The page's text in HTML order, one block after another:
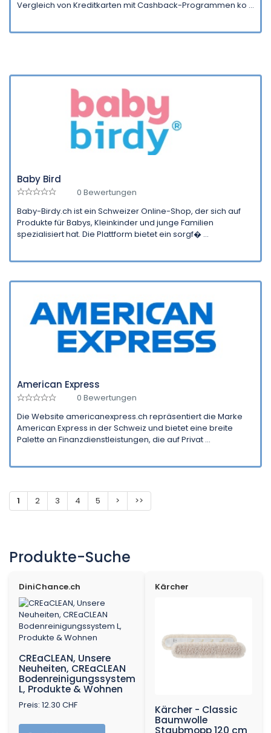
Vergleich von Kreditkarten mit Cashback-Programmen ko ...
Baby Bird
0 Bewertungen
Baby-Birdy.ch ist ein Schweizer Online-Shop, der sich auf
Produkte für Babys, Kleinkinder und junge Familien
spezialisiert hat. Die Plattform bietet ein sorgf� ...
American Express
0 Bewertungen
Die Website americanexpress.ch repräsentiert die Marke
American Express in der Schweiz und bietet eine breite
Palette an Finanzdienstleistungen, die auf Privat ...
1 2 3 4 5 > >>
Produkte-Suche
DiniChance.ch
CREaCLEAN, Unsere
Neuheiten, CREaCLEAN
Bodenreinigungssystem
L, Produkte & Wohnen
Preis: 12.30 CHF
Kärcher
Kärcher - Classic
Baumwolle